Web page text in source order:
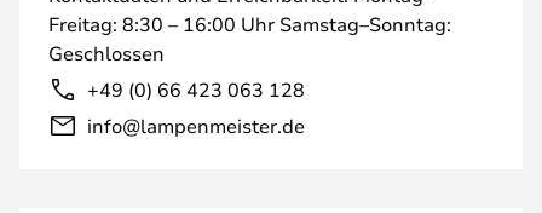
Freitag: 8:30 – 16:00 Uhr Samstag–Sonntag:
Geschlossen
+49 (0) 66 423 063 128
info@lampenmeister.de